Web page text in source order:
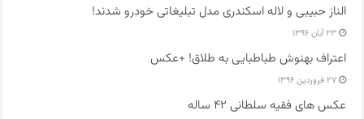
الناز حبیبی و لاله اسکندری مدل تبلیغاتی خودرو شدند!
۲۳ آبان ۱۳۹۶
اعتراف بهنوش طباطبایی به طلاق! +عکس
۲۷ فروردین ۱۳۹۶
عکس های فقیه سلطانی ۴۲ ساله